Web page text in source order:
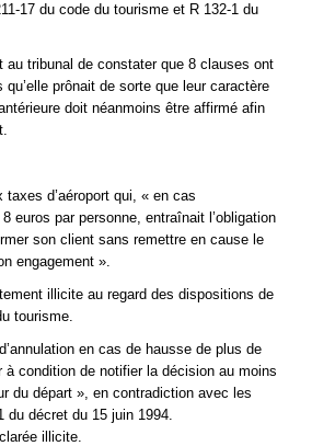
17 du code du tourisme et R 132-1 du
au tribunal de constater que 8 clauses ont
prônait de sorte que leur caractère
doit néanmoins être affirmé afin
d’aéroport qui, « en cas
euros par personne, entraînait l’obligation
son client sans remettre en cause le
engagement ».
illicite au regard des dispositions de
tourisme.
en cas de hausse de plus de
à condition de notifier la décision au moins
du départ », en contradiction avec les
du décret du 15 juin 1994.
illicite.